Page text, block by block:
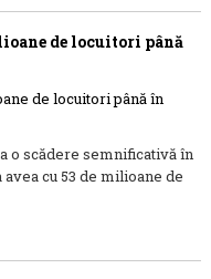
de locuitori până
o scădere semnificativă în
avea cu 53 de milioane de